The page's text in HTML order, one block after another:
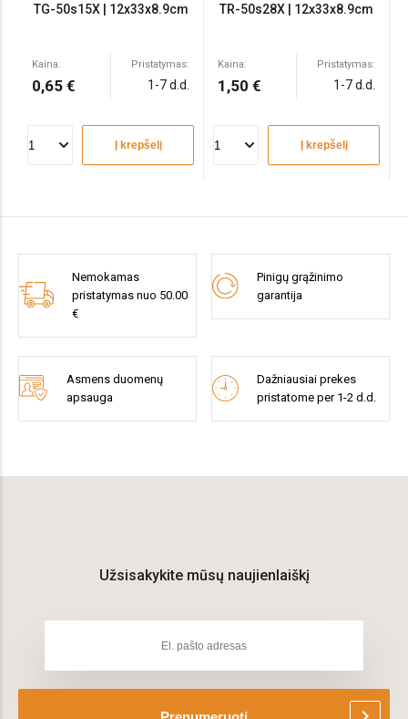
TG-50s15X | 12x33x8.9cm
Kaina:
0,65 €
Pristatymas:
1-7 d.d.
Į krepšelį
TR-50s28X | 12x33x8.9cm
Kaina:
1,50 €
Pristatymas:
1-7 d.d.
Į krepšelį
Nemokamas
pristatymas nuo 50.00
€
Pinigų grąžinimo
garantija
Asmens duomenų
apsauga
Dažniausiai prekes
pristatome per 1-2 d.d.
Užsisakykite mūsų naujienlaiškį